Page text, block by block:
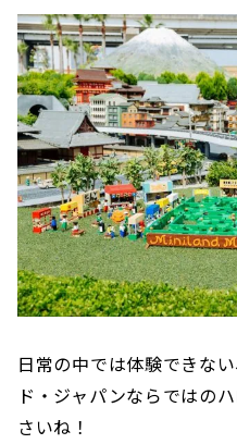
日常の中では体験できな
ド・ジャパンならではの
さいね！